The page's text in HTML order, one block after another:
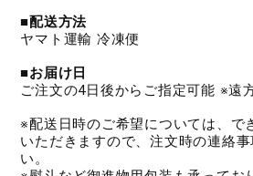
■配送方法
ヤマト運輸 冷凍便
■お届け日
ご注文の4日後からご指定可能 ※遠
※配送日時のご希望については、で
いただきますので、注文時の連絡
い。